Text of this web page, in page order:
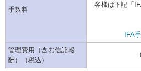
手数料
客様は下記「
IFA
管理費用（含む信託報
酬）（税込）